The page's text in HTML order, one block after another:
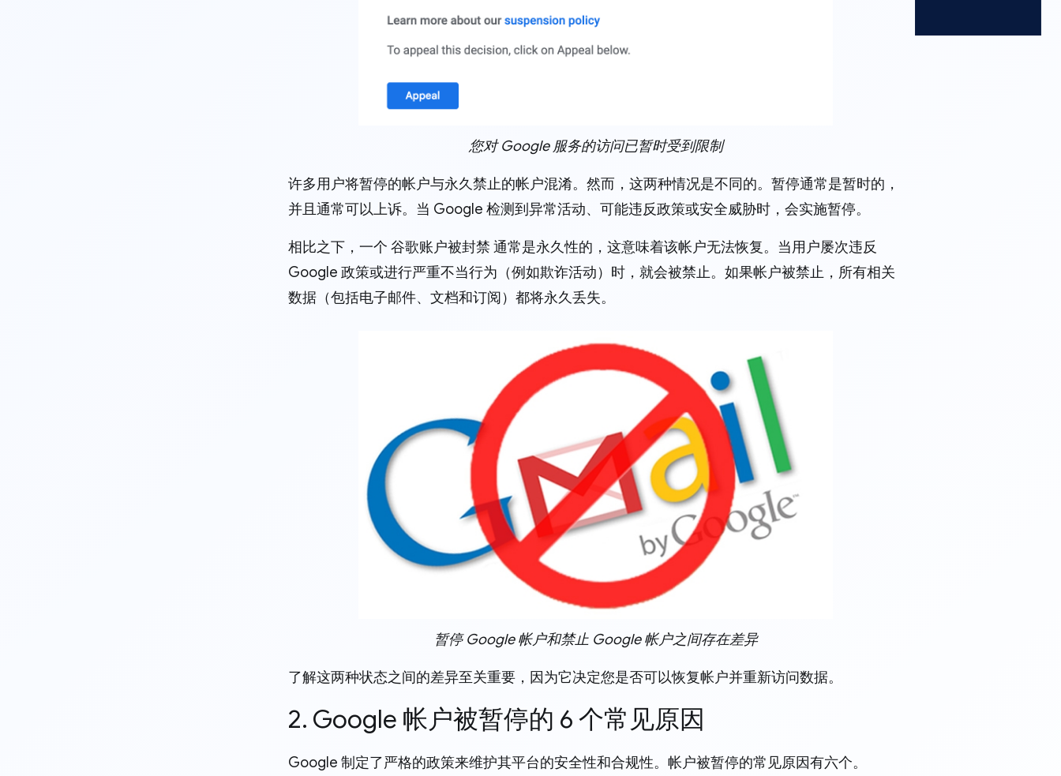
您对 Google 服务的访问已暂时受到限制
许多用户将暂停的帐户与永久禁止的帐户混淆。然而，这两种情况是不同的。暂停通常是暂时的，
并且通常可以上诉。当 Google 检测到异常活动、可能违反政策或安全威胁时，会实施暂停。
相比之下，一个 谷歌账户被封禁 通常是永久性的，这意味着该帐户无法恢复。当用户屡次违反
Google 政策或进行严重不当行为（例如欺诈活动）时，就会被禁止。如果帐户被禁止，所有相关
数据（包括电子邮件、文档和订阅）都将永久丢失。
暂停 Google 帐户和禁止 Google 帐户之间存在差异
了解这两种状态之间的差异至关重要，因为它决定您是否可以恢复帐户并重新访问数据。
2. Google 帐户被暂停的 6 个常见原因
Google 制定了严格的政策来维护其平台的安全性和合规性。帐户被暂停的常见原因有六个。